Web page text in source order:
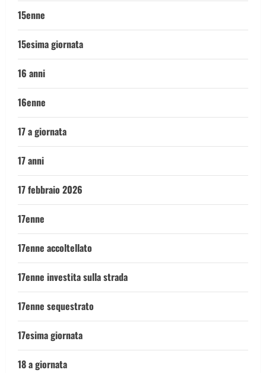
15enne
15esima giornata
16 anni
16enne
17 a giornata
17 anni
17 febbraio 2026
17enne
17enne accoltellato
17enne investita sulla strada
17enne sequestrato
17esima giornata
18 a giornata